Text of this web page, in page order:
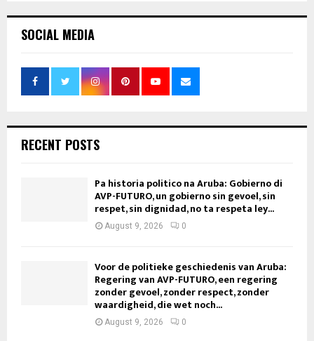
SOCIAL MEDIA
RECENT POSTS
Pa historia politico na Aruba: Gobierno di
AVP-FUTURO, un gobierno sin gevoel, sin
respet, sin dignidad, no ta respeta ley...
August 9, 2026 0
Voor de politieke geschiedenis van Aruba:
Regering van AVP-FUTURO, een regering
zonder gevoel, zonder respect, zonder
waardigheid, die wet noch...
August 9, 2026 0